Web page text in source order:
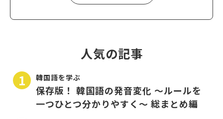
人気の記事
韓国語を学ぶ
保存版！ 韓国語の発音変化 〜ルールを
一つひとつ分かりやすく〜 総まとめ編